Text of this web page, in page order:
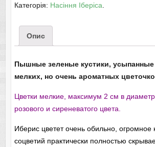
Категорія: Насіння Іберіса.
Опис
Пышные зеленые кустики,
мелких, но очень ароматных
Цветки мелкие, максимум 2 см в
розового и сиреневатого цвета.
Иберисцветет очень обильно, огромное
соцветий практически полностью